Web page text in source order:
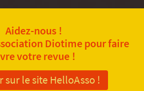
Aidez-nous !
Diotime pour faire
votre revue !
sur le site HelloAsso !